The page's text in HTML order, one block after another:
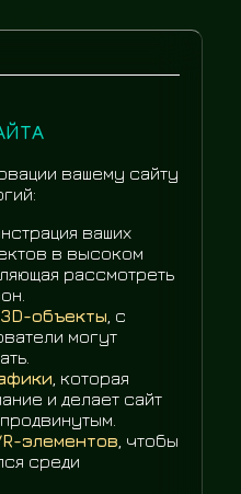
вашему сайту
ваших
в высоком
рассмотреть
объекты , с
могут
, которая
и делает сайт
элементов , чтобы
среди